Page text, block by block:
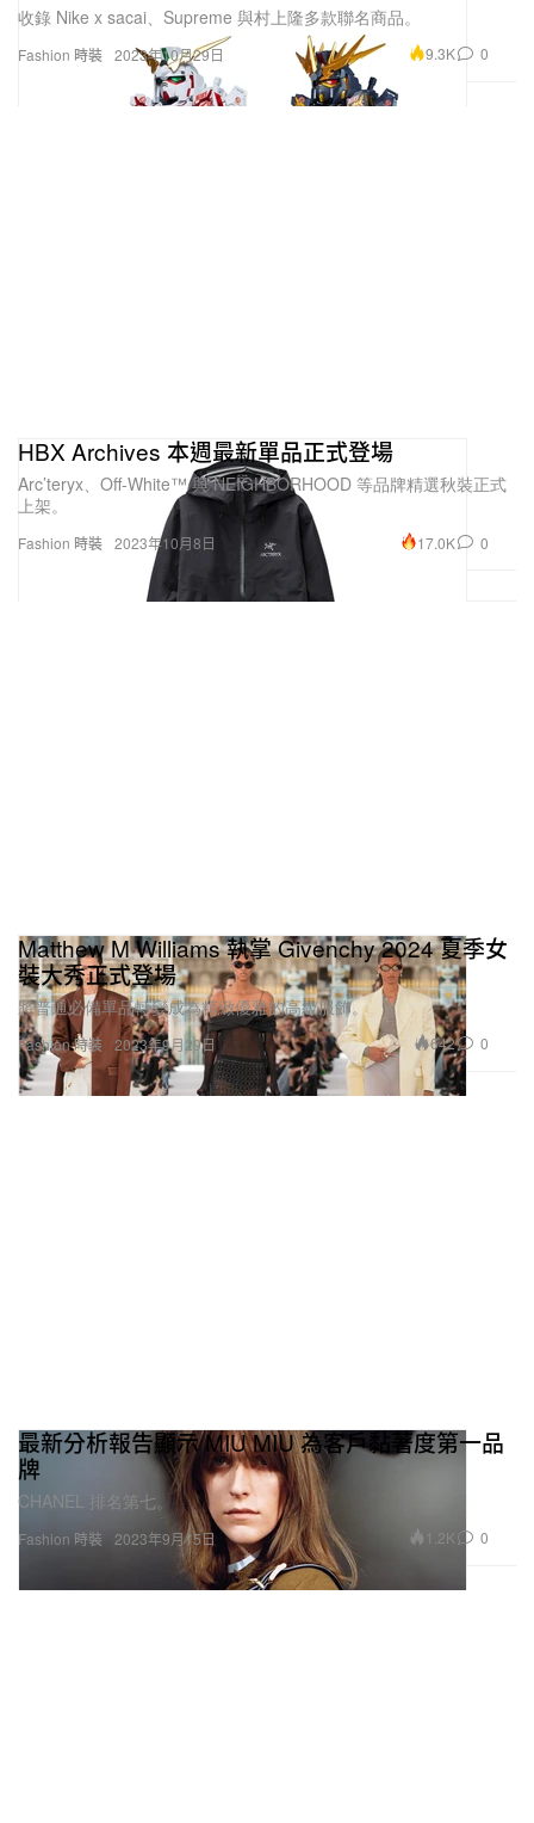
Fashion 時裝
收錄 Nike x sacai、Supreme 與村上隆多款聯名商品。
2023年10月29日 9.3K 0
Fashion 時裝
HBX Archives 本週最新單品正式登場
Arc’teryx、Off-White™ 與 NEIGHBORHOOD 等品牌精選秋裝正式
上架。
2023年10月8日 17.0K 0
Fashion 時裝
Matthew M Williams 執掌 Givenchy 2024 夏季女
裝大秀正式登場
將普通必備單品轉變成為精緻優雅的高級服飾。
2023年9月29日 642 0
Fashion 時裝
最新分析報告顯示 MIU MIU 為客戶黏著度第一品
牌
CHANEL 排名第七。
2023年9月15日 1.2K 0